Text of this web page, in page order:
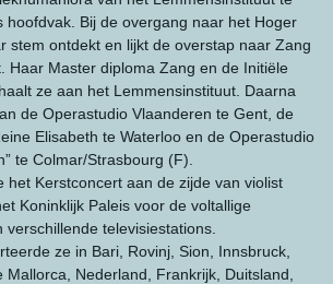
hoofdvak. Bij de overgang naar het Hoger
stem ontdekt en lijkt de overstap naar Zang
Haar Master diploma Zang en de Initiële
ze aan het Lemmensinstituut. Daarna
de Operastudio Vlaanderen te Gent, de
Elisabeth te Waterloo en de Operastudio
te Colmar/Strasbourg (F).
het Kerstconcert aan de zijde van violist
Koninklijk Paleis voor de voltallige
verschillende televisiestations.
ze in Bari, Rovinj, Sion, Innsbruck,
Mallorca, Nederland, Frankrijk, Duitsland,